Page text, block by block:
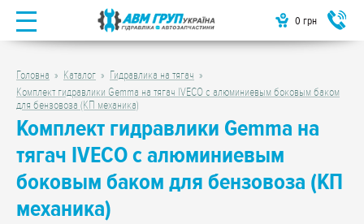
0 грн
Головна Каталог
Гидравлика на тягач
Комплект гидравлики Gemma на тягач IVECO с алюминиевым боковым баком
для бензовоза (КП механика)
Комплект гидравлики Gemma на
тягач IVECO с алюминиевым
боковым баком для бензовоза (КП
механика)